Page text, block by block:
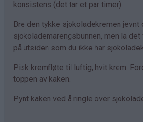
konsistens (det tar et par timer).
Bre den tykke sjokoladekremen jevnt
sjokolademarengsbunnen, men la
på utsiden som du ikke har
Pisk kremfløte til luftig, hvit krem.
toppen av kaken.
Pynt kaken ved å ringle over